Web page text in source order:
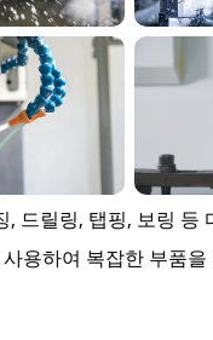
, 드릴링, 탭핑, 보링
용하여 복잡한 부품